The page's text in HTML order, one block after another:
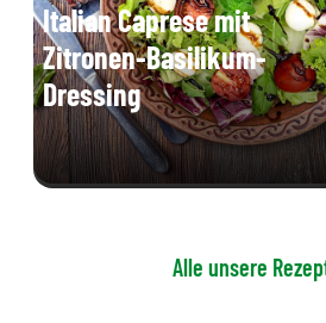
Italian Caprese mit
Zitronen-Basilikum-
Dressing
Alle unsere